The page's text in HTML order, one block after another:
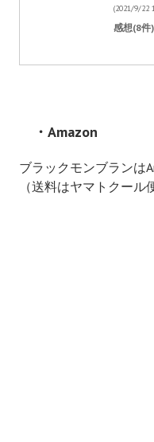
(2021/9/22
感想(8件)
・Amazon
ブラックモンブランは
（送料はヤマトクール